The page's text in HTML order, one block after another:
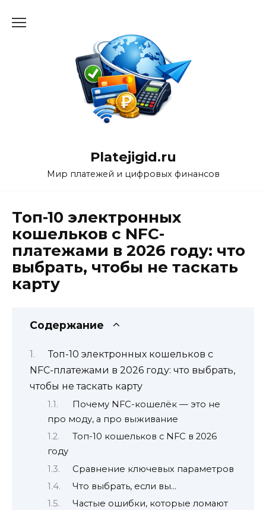
Platejigid.ru
Мир платежей и цифровых финансов
Топ-10 электронных
кошельков с NFC-
платежами в 2026 году: что
выбрать, чтобы не таскать
карту
Содержание
Топ-10 электронных кошельков с
NFC-платежами в 2026 году: что выбрать,
чтобы не таскать карту
Почему NFC-кошелёк — это не
про моду, а про выживание
Топ-10 кошельков с NFC в 2026
году
Сравнение ключевых параметров
Что выбрать, если вы…
Частые ошибки, которые ломают